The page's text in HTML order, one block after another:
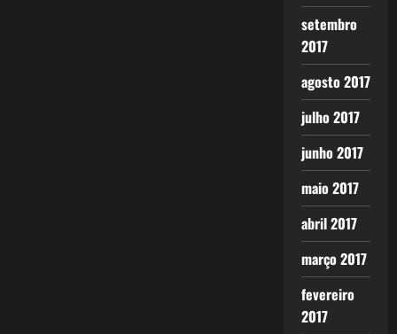
setembro
2017
agosto 2017
julho 2017
junho 2017
maio 2017
abril 2017
março 2017
fevereiro
2017